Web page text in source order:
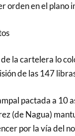
orden en el plano
la cartelera lo
de las 147
pactada a 10
(de Nagua)
por la vía del